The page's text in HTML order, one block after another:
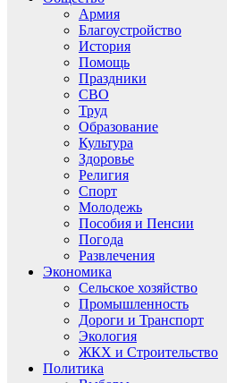
Армия
Благоустройство
История
Помощь
Праздники
СВО
Труд
Образование
Культура
Здоровье
Религия
Спорт
Молодежь
Пособия и Пенсии
Погода
Развлечения
Экономика
Сельское хозяйство
Промышленность
Дороги и Транспорт
Экология
ЖКХ и Строительство
Политика